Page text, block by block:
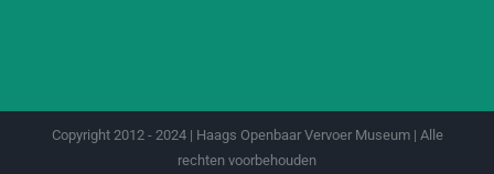
Copyright 2012 - 2024 | Haags Openbaar Vervoer Museum | Alle
rechten voorbehouden